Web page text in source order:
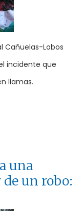
Cañuelas-Lobos
incidente que
llamas.
una
de un robo: